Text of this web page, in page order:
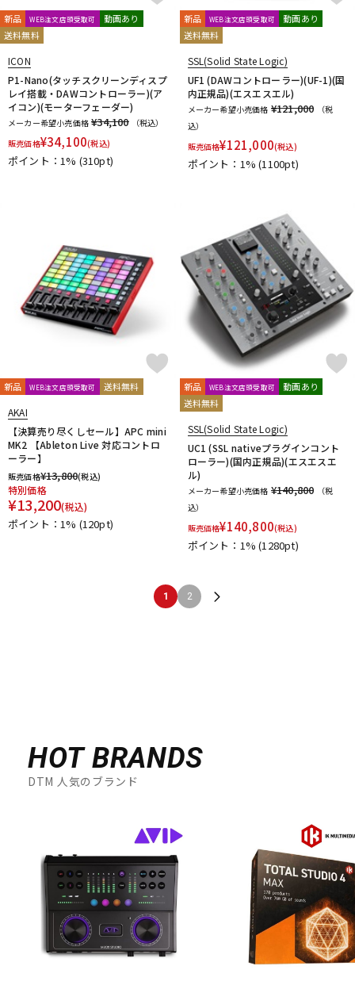
新品 WEB注文店頭受取可
動画あり
送料無料
ICON
P1-Nano(タッチスクリーンディスプ
レイ搭載・DAWコントローラー)(ア
イコン)(モーターフェーダー)
メーカー希望小売価格 ¥34,100
（税込）
販売価格¥34,100(税込)
ポイント：1% (310pt)
新品 WEB注文店頭受取可
動画あり
送料無料
SSL(Solid State Logic)
UF1 (DAWコントローラー)(UF-1)(国
内正規品)(エスエスエル)
メーカー希望小売価格 ¥121,000
（税
込）
販売価格¥121,000(税込)
ポイント：1%(1100pt)
新品 WEB注文店頭受取可 送料無料
AKAI
【決算売り尽くしセール】APC mini
MK2 【Ableton Live 対応コントロ
ーラー】
販売価格¥13,800(税込)
特別価格
¥13,200(税込)
ポイント：1% (120pt)
新品 WEB注文店頭受取可
動画あり
送料無料
SSL(Solid State Logic)
UC1 (SSL nativeプラグインコント
ローラー)(国内正規品)(エスエスエ
ル)
メーカー希望小売価格 ¥140,800
（税
込）
販売価格¥140,800(税込)
ポイント：1%(1280pt)
1 2
HOT BRANDS
DTM 人気のブランド